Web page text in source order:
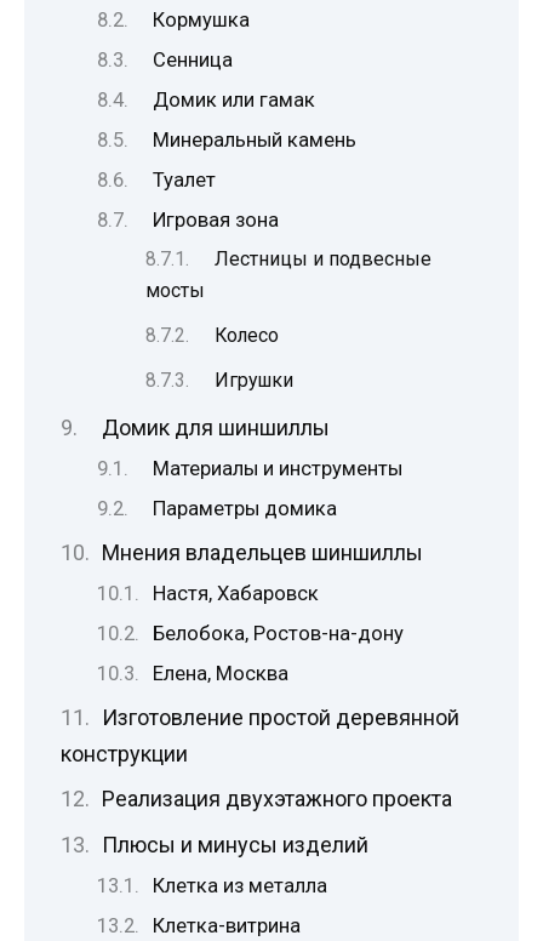
Кормушка
Сенница
Домик или гамак
Минеральный камень
Туалет
Игровая зона
Лестницы и подвесные
мосты
Колесо
Игрушки
Домик для шиншиллы
Материалы и инструменты
Параметры домика
Мнения владельцев шиншиллы
Настя, Хабаровск
Белобока, Ростов-на-дону
Елена, Москва
Изготовление простой деревянной
конструкции
Реализация двухэтажного проекта
Плюсы и минусы изделий
Клетка из металла
Клетка-витрина